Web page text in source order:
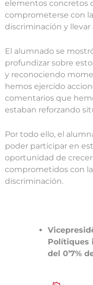
elementos concretos
comprometerse con
discriminación y llevar
El alumnado se
profundizar sobre
y reconociendo
hemos ejercido
comentarios que
estaban reforzando
Por todo ello, el
poder participar en
oportunidad de
comprometidos con
discriminación.
Polítiques
del 0’7%